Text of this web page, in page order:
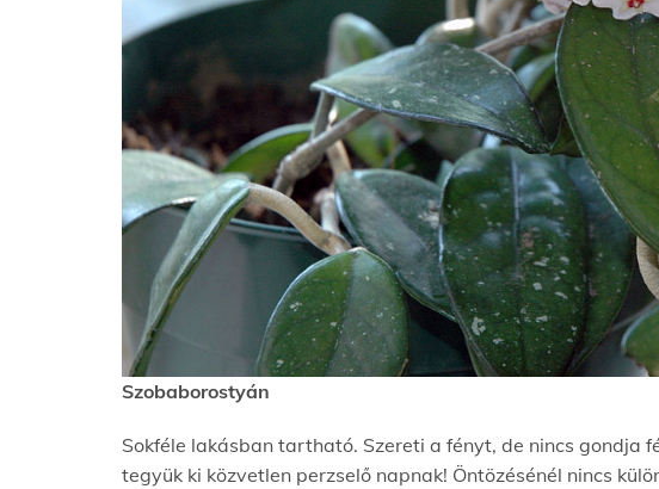
Szobaborostyán
Sokféle lakásban tartható. Szereti a fényt, de nincs gondja
tegyük ki közvetlen perzselő napnak! Öntözésénél nincs